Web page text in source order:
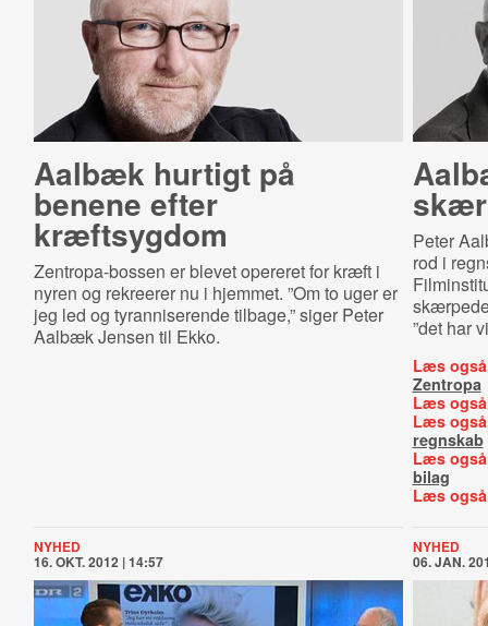
Aalbæk hurtigt på
benene efter
kræftsygdom
Zentropa-bossen er blevet opereret for kræft i
nyren og rekreerer nu i hjemmet. ”Om to uger er
jeg led og tyranniserende tilbage,” siger Peter
Aalbæk Jensen til Ekko.
Peter
rod i
”det har
Læs
Zentropa
Læs
Læs
regnskab
Læs
bilag
Læs
NYHED
16. OKT. 2012 | 14:57
NYHED
06. JAN.